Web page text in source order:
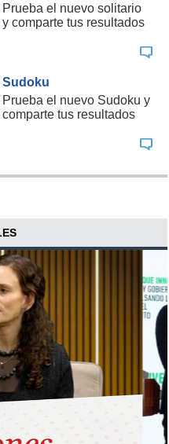
Prueba el nuevo solitario
y comparte tus resultados
Sudoku
Prueba el nuevo Sudoku y
comparte tus resultados